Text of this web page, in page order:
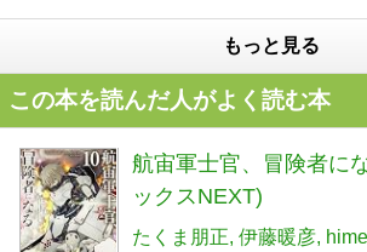
もっと見る
この本を読んだ人がよく読む本
航宙軍士官、冒険者に
ックスNEXT)
たくま朋正 伊藤暖彦